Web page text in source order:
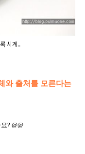
시계..
와 출처를 모른다는
? @@